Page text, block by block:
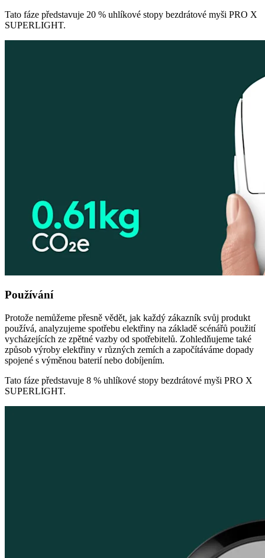
Tato fáze představuje 20 % uhlíkové stopy bezdrátové myši PRO X
SUPERLIGHT.
Používání
Protože nemůžeme přesně vědět, jak každý zákazník svůj produkt
používá, analyzujeme spotřebu elektřiny na základě scénářů použití
vycházejících ze zpětné vazby od spotřebitelů. Zohledňujeme také
způsob výroby elektřiny v různých zemích a započítáváme dopady
spojené s výměnou baterií nebo dobíjením.
Tato fáze představuje 8 % uhlíkové stopy bezdrátové myši PRO X
SUPERLIGHT.